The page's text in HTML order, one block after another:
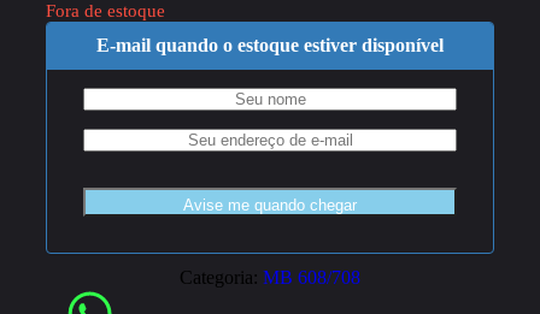
Fora de estoque
E-mail quando o estoque estiver disponível
Categoria: MB 608/708